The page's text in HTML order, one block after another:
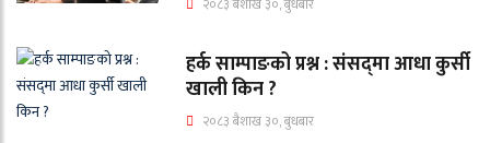
हर्क साम्पाङको प्रश्न : संसद्‌मा आधा कुर्सी
खाली किन ?
२०८३ बैशाख ३०, बुधबार